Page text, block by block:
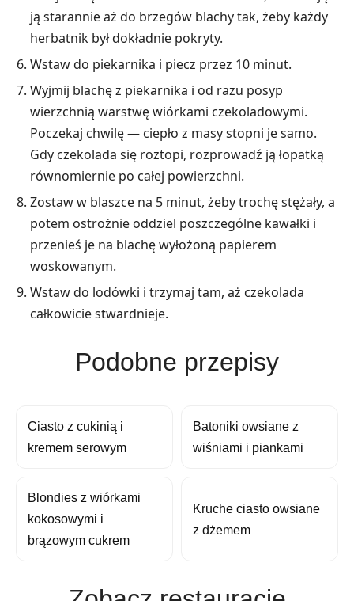
ją starannie aż do brzegów blachy tak, żeby każdy
herbatnik był dokładnie pokryty.
Wstaw do piekarnika i piecz przez 10 minut.
Wyjmij blachę z piekarnika i od razu posyp
wierzchnią warstwę wiórkami czekoladowymi.
Poczekaj chwilę — ciepło z masy stopni je samo.
Gdy czekolada się roztopi, rozprowadź ją łopatką
równomiernie po całej powierzchni.
Zostaw w blaszce na 5 minut, żeby trochę stężały, a
potem ostrożnie oddziel poszczególne kawałki i
przenieś je na blachę wyłożoną papierem
woskowanym.
Wstaw do lodówki i trzymaj tam, aż czekolada
całkowicie stwardnieje.
Podobne przepisy
Ciasto z cukinią i
kremem serowym
Batoniki owsiane z
wiśniami i piankami
Blondies z wiórkami
kokosowymi i
brązowym cukrem
Kruche ciasto owsiane
z dżemem